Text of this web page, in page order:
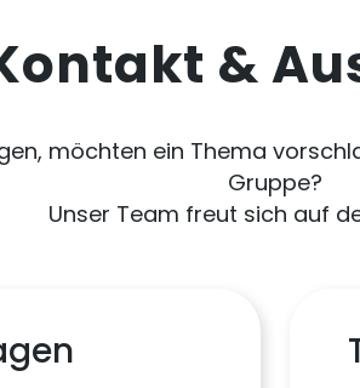
&
möchten ein Thema
Gruppe?
Unser Team freut sich auf